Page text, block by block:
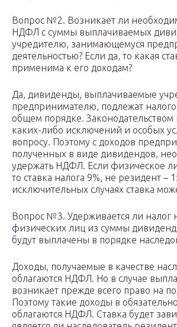
Вопрос №2. Возникает ли
НДФЛ с суммы выплачиваемых
учредителю, занимающемуся
деятельностью? Если да, то какая
применима к его доходам?
Да, дивиденды, выплачиваемые
предпринимателю, подлежат
общем порядке. Законодательством
каких-либо исключений и особых
вопросу. Поэтому с доходов
полученных в виде дивидендов,
удержать НДФЛ. Если физическое
то ставка налога 9%, не резидент –
исключительных случаях ставка
Вопрос №3. Удерживается ли налог
физических лиц из суммы
будут выплачены в порядке
Доходы, получаемые в качестве
облагаются НДФЛ. Но в случае
возникает прежде всего право на
Поэтому такие доходы в
облагаются НДФЛ. Ставка будет